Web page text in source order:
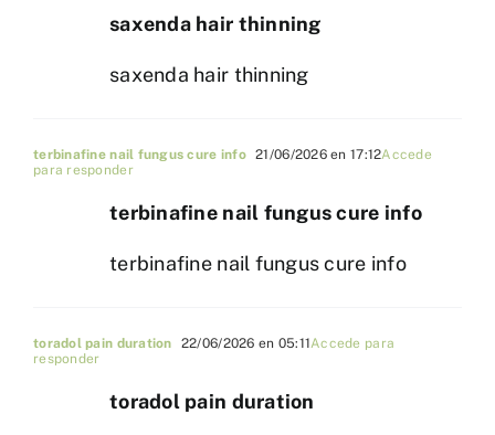
saxenda hair thinning
saxenda hair thinning
terbinafine nail fungus cure info 21/06/2026 en 17:12Accede
para responder
terbinafine nail fungus cure info
terbinafine nail fungus cure info
toradol pain duration 22/06/2026 en 05:11Accede para
responder
toradol pain duration